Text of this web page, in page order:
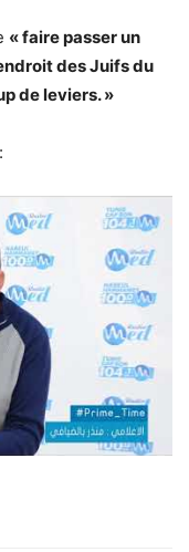
« faire passer un
des Juifs du
de leviers. »